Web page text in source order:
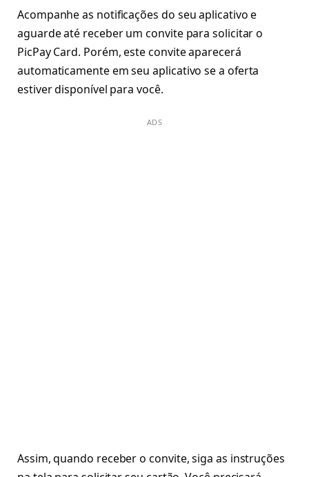
Acompanhe as notificações do seu aplicativo e
aguarde até receber um convite para solicitar o
PicPay Card. Porém, este convite aparecerá
automaticamente em seu aplicativo se a oferta
estiver disponível para você.
ADS
Assim, quando receber o convite, siga as instruções